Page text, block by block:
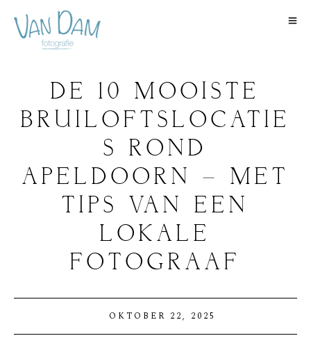
DE 10 MOOISTE
BRUILOFTSLOCATIE
S ROND
APELDOORN – MET
TIPS VAN EEN
LOKALE
FOTOGRAAF
OKTOBER 22, 2025